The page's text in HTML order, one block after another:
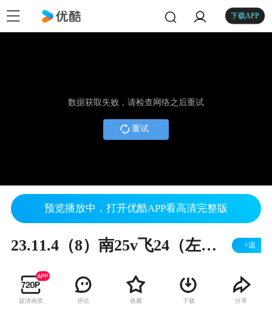
下载APP
数据获取失败，请检查网络之后重试
重试
预览播放中，打开优酷APP看高清完整版
23.11.4（8）南25v飞24（左胜） +追
超清画质 评论 收藏 下载 分享